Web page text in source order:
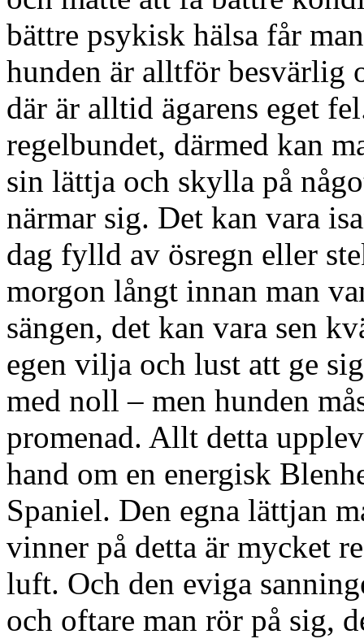
bättre psykisk hälsa får
hunden är alltför besvärlig
där är alltid ägarens eget
regelbundet, därmed kan
sin lättja och skylla på
närmar sig. Det kan vara
dag fylld av ösregn eller
morgon långt innan man
sängen, det kan vara sen
egen vilja och lust att ge
med noll – men hunden
promenad. Allt detta
hand om en energisk
Spaniel. Den egna lättjan
vinner på detta är mycket
luft. Och den eviga
och oftare man rör på sig,